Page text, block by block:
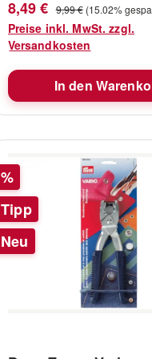
Verkaufspreis:
8,49 € Regulärer Preis:
9,99 € (15.02%
Preise inkl. MwSt. zzgl.
Versandkosten
In den
Rabatt
%
Tipp
Neu